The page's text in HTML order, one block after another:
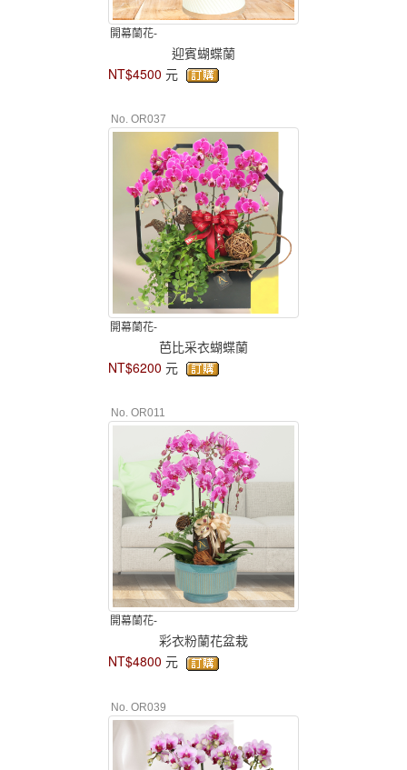
開幕蘭花-
迎賓蝴蝶蘭
NT$4500 元
No. OR037
開幕蘭花-
芭比采衣蝴蝶蘭
NT$6200 元
No. OR011
開幕蘭花-
彩衣粉蘭花盆栽
NT$4800 元
No. OR039